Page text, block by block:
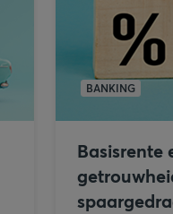
BANKING
Basisrente